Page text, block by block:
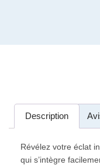
Description
Révélez votre éclat
qui s’intègre